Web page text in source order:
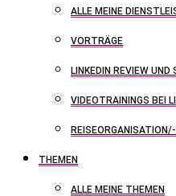
ALLE MEINE
VORTRÄGE
LINKEDIN REVIEW
VIDEOTRAININGS BEI
THEMEN
ALLE MEINE THEMEN